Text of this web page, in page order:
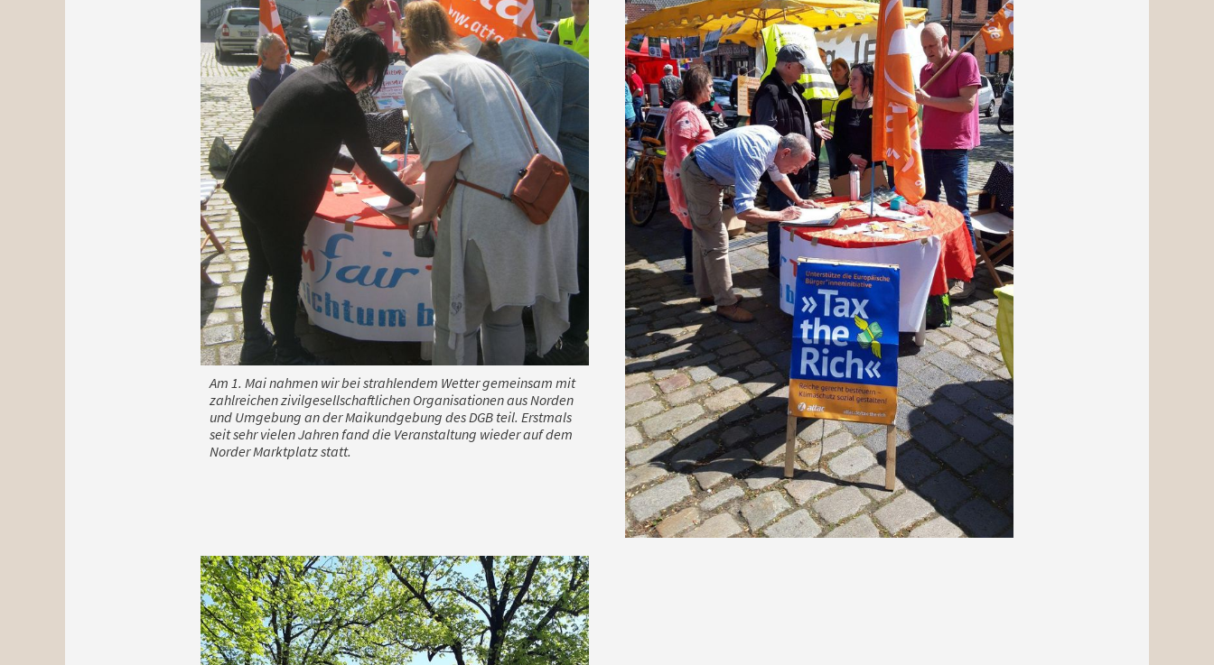
Am 1. Mai nahmen wir bei strahlendem Wetter gemeinsam mit
zahlreichen zivilgesellschaftlichen Organisationen aus Norden
und Umgebung an der Maikundgebung des DGB teil. Erstmals
seit sehr vielen Jahren fand die Veranstaltung wieder auf dem
Norder Marktplatz statt.